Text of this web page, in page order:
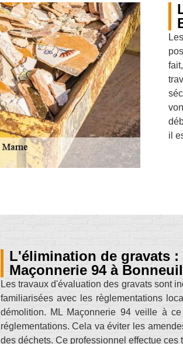
il
L'élimination de gravats :
Maçonnerie 94 à
Les travaux d'évaluation des gravats sont
familiarisées avec les règlementations
démolition. ML Maçonnerie 94 veille à
réglementations. Cela va éviter les
des déchets. Ce professionnel effectue ces